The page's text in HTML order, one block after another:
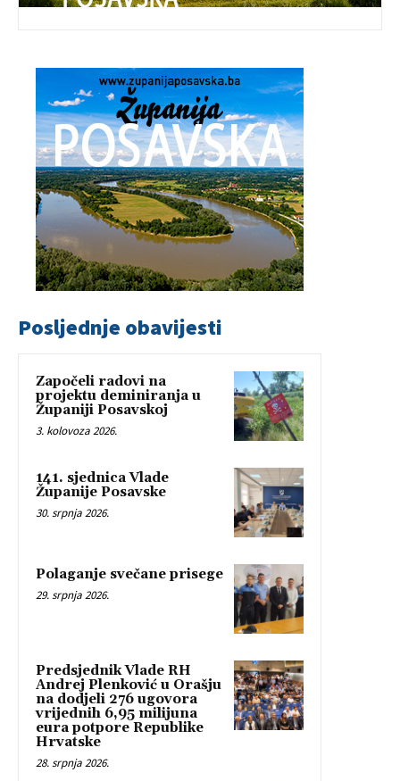
Posljednje obavijesti
Započeli radovi na
projektu deminiranja u
Županiji Posavskoj
3. kolovoza 2026.
141. sjednica Vlade
Županije Posavske
30. srpnja 2026.
Polaganje svečane prisege
29. srpnja 2026.
Predsjednik Vlade RH
Andrej Plenković u Orašju
na dodjeli 276 ugovora
vrijednih 6,95 milijuna
eura potpore Republike
Hrvatske
28. srpnja 2026.